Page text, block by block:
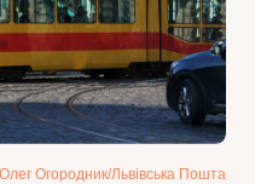
Огородник/Львівська Пошта